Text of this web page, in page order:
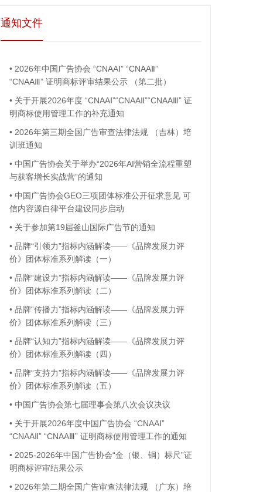
通知文件
• 2026年中国广告协会 “CNAAⅠ” “CNAAⅡ”
“CNAAⅢ” 证明商标评审结果公示 （第二批）
• 关于开展2026年度 “CNAAⅠ”“CNAAⅡ”“CNAAⅢ” 证
明商标使用管理工作的补充通知
• 2026年第三期全国广告审查法律法规 （吉林）培
训班通知
• 中国广告协会关于举办“2026年AI营销全流程重塑
与获客增长实战营”的通知
• 中国广告协会GEO三项团体标准公开征求意见 可
信内容源自律平台建设同步启动
• 关于参加第19届釜山国际广告节的通知
• 品牌“引领力”指标内涵解读——《品牌发展力评
价》团体标准系列解读（一）
• 品牌“建设力”指标内涵解读——《品牌发展力评
价》团体标准系列解读（二）
• 品牌“传播力”指标内涵解读——《品牌发展力评
价》团体标准系列解读（三）
• 品牌“认知力”指标内涵解读——《品牌发展力评
价》团体标准系列解读（四）
• 品牌“支持力”指标内涵解读——《品牌发展力评
价》团体标准系列解读（五）
• 中国广告协会第七届理事会第八次会议决议
• 关于开展2026年度中国广告协会 “CNAAⅠ”
“CNAAⅡ” “CNAAⅢ” 证明商标使用管理工作的通知
• 2025-2026年中国广告协会“金（银、铜）标尺”证
明商标评审结果公示
• 2026年第二期全国广告审查法律法规 （广东）培